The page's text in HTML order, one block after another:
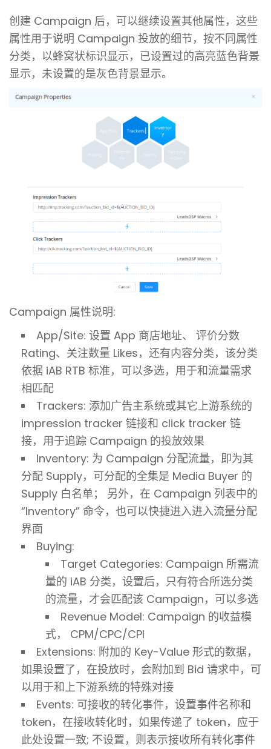
创建 Campaign 后，可以继续设置其他属性，这些
属性用于说明 Campaign 投放的细节，按不同属性
分类，以蜂窝状标识显示，已设置过的高亮蓝色背景
显示，未设置的是灰色背景显示。
Campaign 属性说明:
App/Site: 设置 App 商店地址、 评价分数
Rating、关注数量 Likes，还有内容分类，该分类
依据 iAB RTB 标准，可以多选，用于和流量需求
相匹配
Trackers: 添加广告主系统或其它上游系统的
impression tracker 链接和 click tracker 链
接，用于追踪 Campaign 的投放效果
Inventory: 为 Campaign 分配流量，即为其
分配 Supply，可分配的全集是 Media Buyer 的
Supply 白名单； 另外，在 Campaign 列表中的
“Inventory” 命令，也可以快捷进入进入流量分配
界面
Buying:
Target Categories: Campaign 所需流
量的 iAB 分类，设置后，只有符合所选分类
的流量，才会匹配该 Campaign，可以多选
Revenue Model: Campaign 的收益模
式， CPM/CPC/CPI
Extensions: 附加的 Key-Value 形式的数据，
如果设置了，在投放时，会附加到 Bid 请求中，可
以用于和上下游系统的特殊对接
Events: 可接收的转化事件，设置事件名称和
token，在接收转化时，如果传递了 token，应于
此处设置一致; 不设置，则表示接收所有转化事件